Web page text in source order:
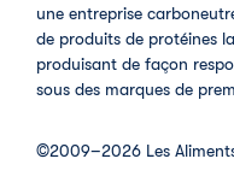
une entreprise
de produits de protéines
produisant de façon
sous des marques de
©2009–2026 Les